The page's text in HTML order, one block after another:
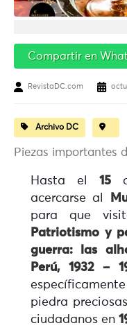
Compartir en
RevistaDC.com
Archivo DC
Piezas importantes
Hasta el 15
acercarse al
para que
Patriotismo y
guerra: las
Perú, 1932 –
piedra
ciudadanos en